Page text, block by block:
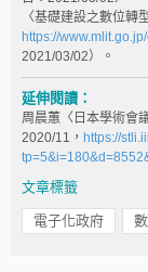
〈基礎建設之數位轉
https://
2021/03/02）。
延伸閱讀：
周晨蕙〈日本學術會
2020/11， https://
文章標籤
電子化政府